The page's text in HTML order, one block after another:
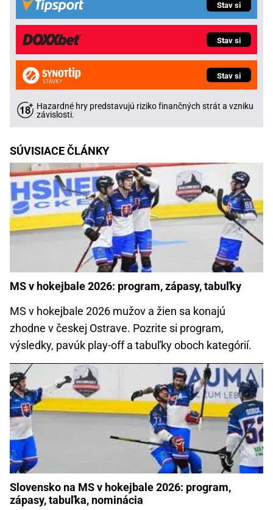
Stav si
Stav si
Stav si
Hazardné hry predstavujú riziko finančných strát a vzniku
závislosti.
SÚVISIACE ČLÁNKY
MS v hokejbale 2026: program, zápasy, tabuľky
MS v hokejbale 2026 mužov a žien sa konajú
zhodne v českej Ostrave. Pozrite si program,
výsledky, pavúk play-off a tabuľky oboch kategórií.
Slovensko na MS v hokejbale 2026: program,
zápasy, tabuľka, nominácia